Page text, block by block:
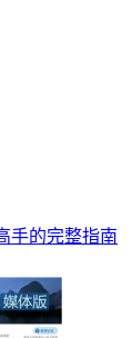
手的完整指南